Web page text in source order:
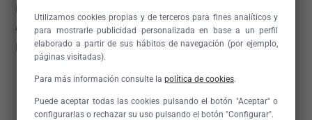
industriales. La elección está en tus manos. Te
garantizamos que el resultado final será impecable y
lleno de carácter.
Personalización y exclusividad
Utilizamos cookies propias y de terceros para fines analíticos y
para mostrarle publicidad personalizada en base a un perfil
elaborado a partir de sus hábitos de navegación (por ejemplo,
páginas visitadas).
Para más información consulte la política de cookies.
Puede aceptar todas las cookies pulsando el botón "Aceptar" o
configurarlas o rechazar su uso pulsando el botón "Configurar".